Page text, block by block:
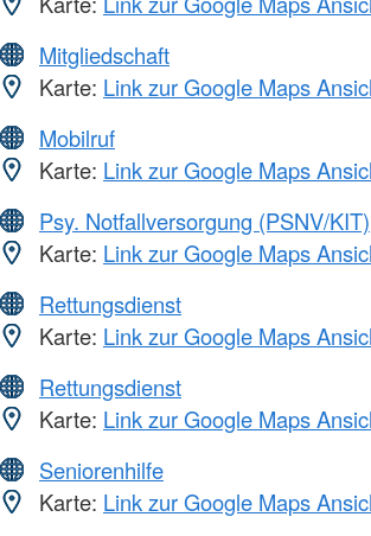
Mitgliedschaft
Karte: Link zur Google Maps
Mobilruf
Karte: Link zur Google Maps
Psy. Notfallversorgung (PSNV/KIT)
Karte: Link zur Google Maps
Rettungsdienst
Karte: Link zur Google Maps
Rettungsdienst
Karte: Link zur Google Maps
Seniorenhilfe
Karte: Link zur Google Maps